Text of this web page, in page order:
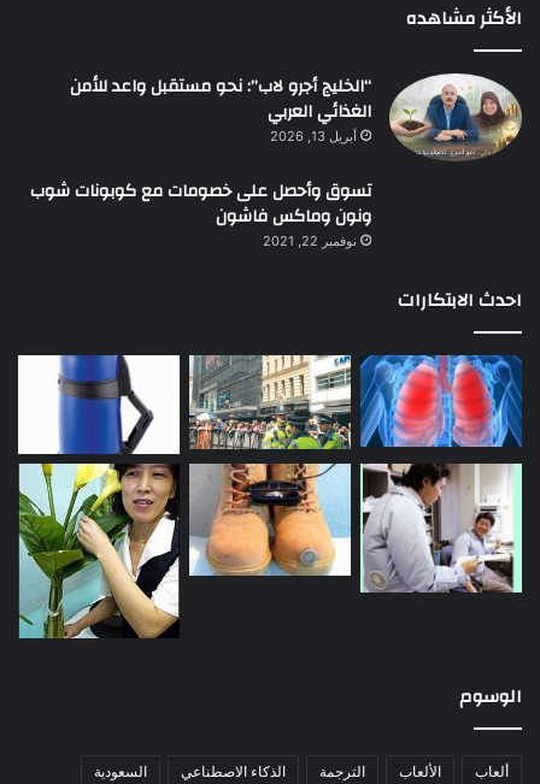
الأكثر مشاهده
“الخليج أجرو لاب”: نحو مستقبل واعد للأمن
الغذائي العربي
أبريل 13, 2026
تسوق وأحصل على خصومات مع كوبونات شوب
ونون وماكس فاشون
نوفمبر 22, 2021
احدث الابتكارات
الوسوم
ألعاب الألعاب الترجمة الذكاء الاصطناعي السعودية